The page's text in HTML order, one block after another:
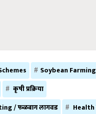
Soybean Farming
कृषी प्रक्रिया
/ फळबाग लागवड
Health